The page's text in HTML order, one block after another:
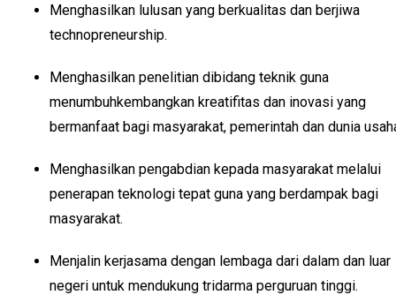
Menghasilkan lulusan yang berkualitas dan berjiwa
technopreneurship.
Menghasilkan penelitian dibidang teknik guna
menumbuhkembangkan kreatifitas dan inovasi yang
bermanfaat bagi masyarakat, pemerintah dan dunia
Menghasilkan pengabdian kepada masyarakat melalui
penerapan teknologi tepat guna yang berdampak bagi
masyarakat.
Menjalin kerjasama dengan lembaga dari dalam dan luar
negeri untuk mendukung tridarma perguruan tinggi.